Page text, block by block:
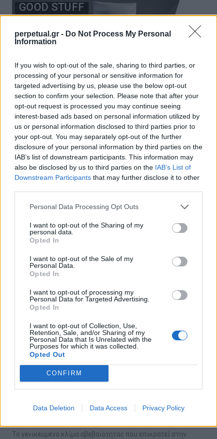
perpetual.gr - Do Not Process My Personal
Information
If you wish to opt-out of the sale, sharing to third parties, or
processing of your personal or sensitive information for
targeted advertising by us, please use the below opt-out
section to confirm your selection. Please note that after your
opt-out request is processed you may continue seeing
interest-based ads based on personal information utilized by
us or personal information disclosed to third parties prior to
your opt-out. You may separately opt-out of the further
disclosure of your personal information by third parties on the
IAB’s list of downstream participants. This information may
also be disclosed by us to third parties on the IAB’s List of
Downstream Participants that may further disclose it to other
Personal Data Processing Opt Outs
I want to opt-out of the Sharing of my
personal data.
Opted In
I want to opt-out of the Sale of my
Personal Data.
Opted In
I want to opt-out of processing my
Personal Data for Targeted Advertising.
Opted In
I want to opt-out of Collection, Use,
Retention, Sale, and/or Sharing of my
Personal Data that Is Unrelated with the
Purposes for which it was collected.
Opted Out
CONFIRM
Data Deletion Data Access Privacy Policy
GOOD STUFF
ΔΕΠΑ Εμπορίας: Μικρές και έξυπνες
αλλαγές για να «ξεφουσκώσουμε» τους
λογαριασμούς ρεύματος
01/12/2022
Θες να μειώσεις τους λογαριασμούς ρεύματος και φυσικού
αερίου χωρίς να ξεβολευτείς; Δες πώς στο…
GOOD STUFF
Επιδοτήσεις ύψους €150 εκατ. από τη
ΔΕΠΑ Εμπορίας για την αντιμετώπιση της
ενεργειακής κρίσης
Το γενικευμένο κλίμα αβεβαιότητας που επικρατεί στην